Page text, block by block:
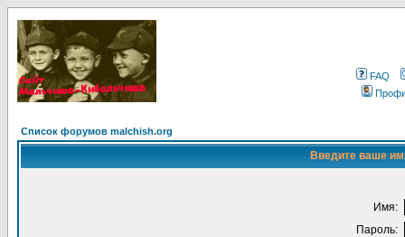
FAQ
Список форумов malchish.org
Введите ваше
Имя:
Пароль: